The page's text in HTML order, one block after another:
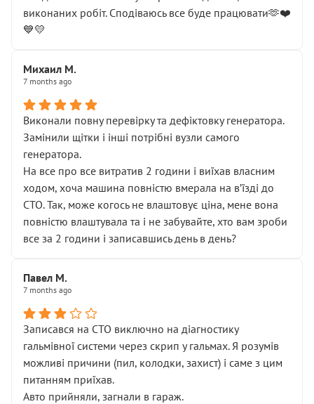
виконаних робіт. Сподіваюсь все буде працювати🫶❤️
💙💛
Михаил М.
7 months ago
Виконали повну перевірку та дефіктовку генератора.
Замінили щітки і інші потрібні вузли самого
генератора.
На все про все витратив 2 години і виїхав власним
ходом, хоча машина повністю вмерала на вʼїзді до
СТО. Так, може когось не влаштовує ціна, мене вона
повністю влаштувала та і не забувайте, хто вам зроби
все за 2 години і записавшись день в день?
Павел М.
7 months ago
Записався на СТО виключно на діагностику
гальмівної системи через скрип у гальмах. Я розумів
можливі причини (пил, колодки, захист) і саме з цим
питанням приїхав.
Авто прийняли, загнали в гараж.